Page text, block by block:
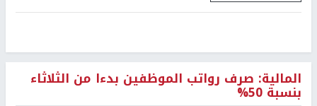
المالية: صرف رواتب الموظفين بدءا من الثلاثاء
بنسبة 50%